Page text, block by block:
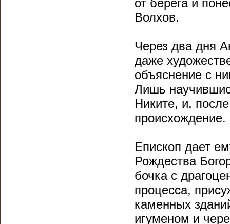
от берега и
Волхов.
Через два дня
даже
объяснение с
Лишь
Никите, и,
происхождение.
Епископ дает
Рождества
бочка с
процесса,
каменных
игуменом и